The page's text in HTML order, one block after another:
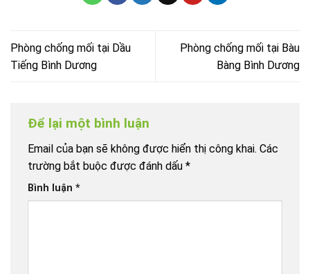
Phòng chống mối tại Dầu
Tiếng Bình Dương
Phòng chống mối tại Bàu
Bàng Bình Dương
Để lại một bình luận
Email của bạn sẽ không được hiển thị công khai. Các
trường bắt buộc được đánh dấu *
Bình luận *